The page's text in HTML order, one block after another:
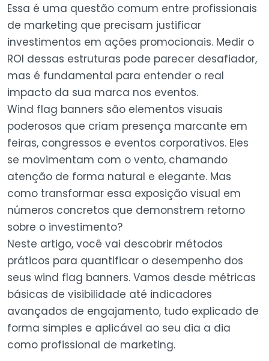
Essa é uma questão comum entre profissionais
de marketing que precisam justificar
investimentos em ações promocionais. Medir o
ROI dessas estruturas pode parecer desafiador,
mas é fundamental para entender o real
impacto da sua marca nos eventos.
Wind flag banners são elementos visuais
poderosos que criam presença marcante em
feiras, congressos e eventos corporativos. Eles
se movimentam com o vento, chamando
atenção de forma natural e elegante. Mas
como transformar essa exposição visual em
números concretos que demonstrem retorno
sobre o investimento?
Neste artigo, você vai descobrir métodos
práticos para quantificar o desempenho dos
seus wind flag banners. Vamos desde métricas
básicas de visibilidade até indicadores
avançados de engajamento, tudo explicado de
forma simples e aplicável ao seu dia a dia
como profissional de marketing.